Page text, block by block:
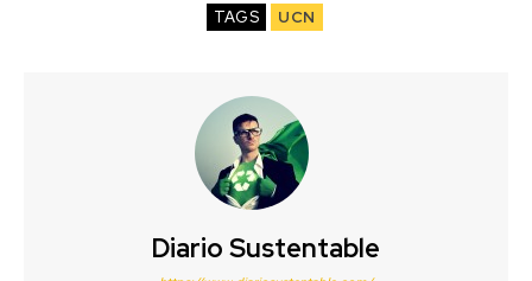
TAGS UCN
Diario Sustentable